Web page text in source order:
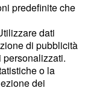
predefinite che
dati
di pubblicità
o la
dei